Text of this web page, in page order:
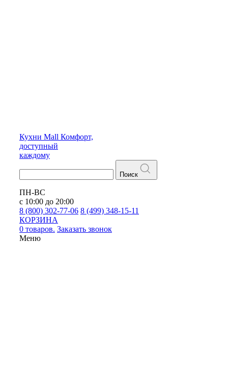
Кухни Mall Комфорт,
доступный
каждому
Поиск
ПН-ВС
с 10:00 до 20:00
8 (800) 302-77-06 8 (499) 348-15-11
КОРЗИНА
0 товаров. Заказать звонок
Меню